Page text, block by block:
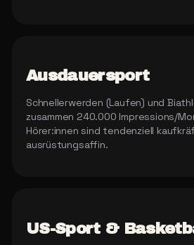
Ausdauersport
Schnellerwerden (Laufen) und
zusammen 240.000 Impressions/
Hörer:innen sind tendenziell
ausrüstungsaffin.
US-Sport &